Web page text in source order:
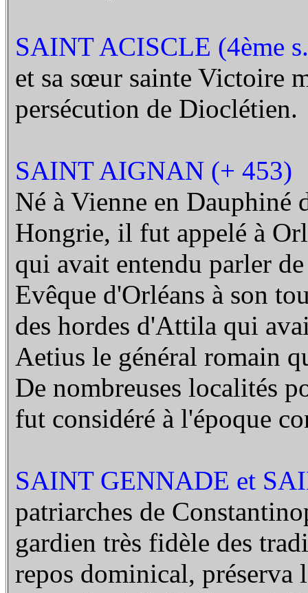
SAINT ACISCLE (4ème
et sa sœur sainte Victoire
persécution de Dioclétien.
SAINT AIGNAN (+ 453)
Né à Vienne en
Hongrie, il fut appelé à
qui avait entendu parler
Evêque d'Orléans à son
des hordes d'Attila qui
Aetius le général romain
De nombreuses localités
fut considéré à l'époque
SAINT GENNADE et
patriarches de
gardien très fidèle des
repos dominical, préserva